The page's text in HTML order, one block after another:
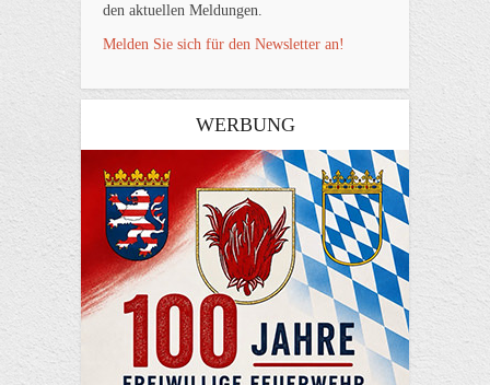
den aktuellen Meldungen.
Melden Sie sich für den Newsletter an!
WERBUNG